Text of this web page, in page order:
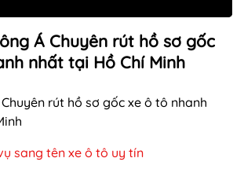
Á Chuyên rút hồ sơ gốc
nhất tại Hồ Chí Minh
rút hồ sơ gốc xe ô tô nhanh
sang tên xe ô tô uy tín